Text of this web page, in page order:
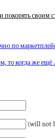
покорять своим
по
то когда же ещё
(will not